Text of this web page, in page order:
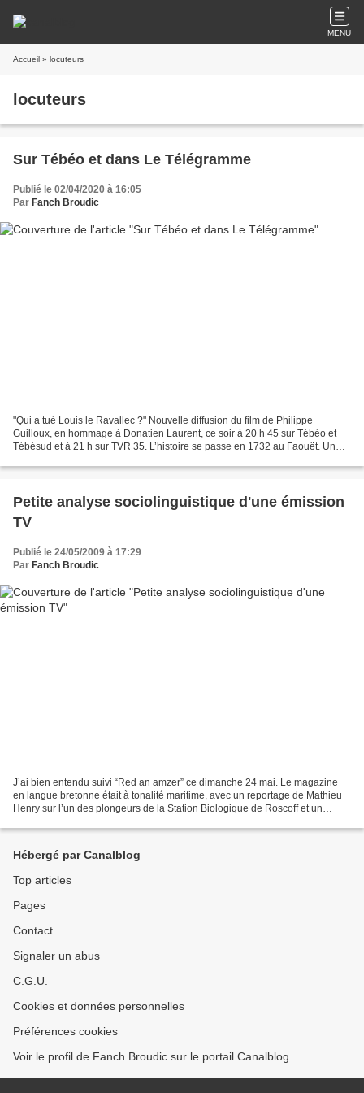
MENU
Accueil » locuteurs
locuteurs
Sur Tébéo et dans Le Télégramme
Publié le 02/04/2020 à 16:05
Par Fanch Broudic
"Qui a tué Louis le Ravallec ?" Nouvelle diffusion du film de Philippe
Guilloux, en hommage à Donatien Laurent, ce soir à 20 h 45 sur Tébéo et
Tébésud et à 21 h sur TVR 35. L’histoire se passe en 1732 au Faouët. Un
Petite analyse sociolinguistique d'une émission
TV
Publié le 24/05/2009 à 17:29
Par Fanch Broudic
J’ai bien entendu suivi “Red an amzer” ce dimanche 24 mai. Le magazine
en langue bretonne était à tonalité maritime, avec un reportage de Mathieu
Henry sur l’un des plongeurs de la Station Biologique de Roscoff et un
Hébergé par Canalblog
Top articles
Pages
Contact
Signaler un abus
C.G.U.
Cookies et données personnelles
Préférences cookies
Voir le profil de Fanch Broudic sur le portail Canalblog